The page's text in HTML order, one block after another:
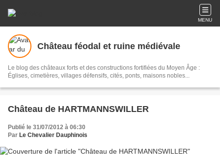
MENU
Château féodal et ruine médiévale
Le blog des châteaux forts et des constructions fortifiées du Moyen Âge :
Églises, cimetières, villages défensifs, cités, ponts, maisons nobles...
Château de HARTMANNSWILLER
Publié le 31/07/2012 à 06:30
Par Le Chevalier Dauphinois